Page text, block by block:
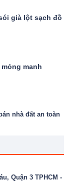
già lột sạch đồ
manh
Quận 3 TPHCM -